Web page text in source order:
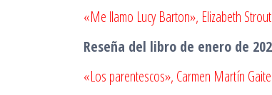
«Me llamo Lucy Barton», Elizabeth
Reseña del libro de enero de
«Los parentescos», Carmen Martín